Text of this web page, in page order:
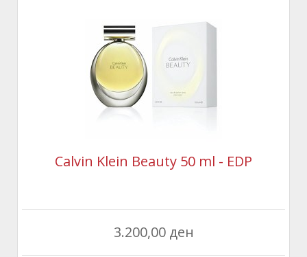
Calvin Klein Beauty 50 ml - EDP
3.200,00 ден